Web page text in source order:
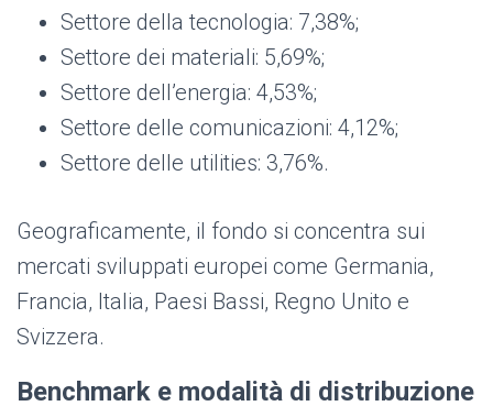
Settore della tecnologia: 7,38%;
Settore dei materiali: 5,69%;
Settore dell’energia: 4,53%;
Settore delle comunicazioni: 4,12%;
Settore delle utilities: 3,76%.
Geograficamente, il fondo si concentra sui
mercati sviluppati europei come Germania,
Francia, Italia, Paesi Bassi, Regno Unito e
Svizzera.
Benchmark e modalità di distribuzione